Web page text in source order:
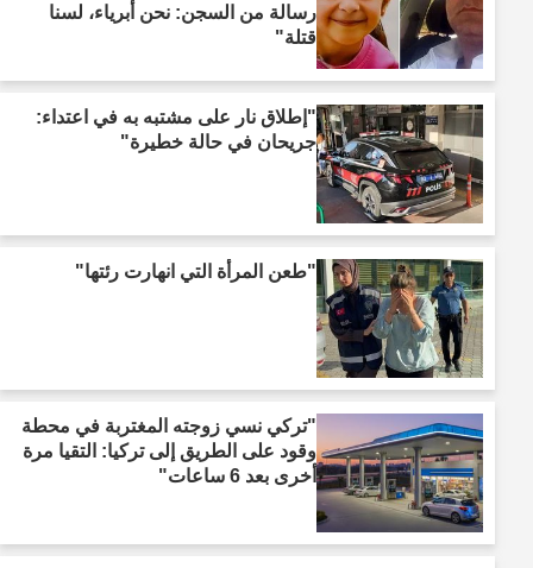
رسالة من السجن: نحن أبرياء، لسنا
قتلة"
"إطلاق نار على مشتبه به في اعتداء:
جريحان في حالة خطيرة"
"طعن المرأة التي انهارت رئتها"
"تركي نسي زوجته المغتربة في محطة
وقود على الطريق إلى تركيا: التقيا مرة
أخرى بعد 6 ساعات"